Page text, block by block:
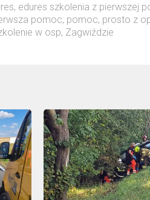
, edures szkolenia z pierwszej
pomoc, pomoc, prosto z
w osp, Zagwiździe